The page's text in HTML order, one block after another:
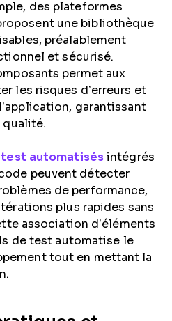
des plateformes
une bibliothèque
préalablement
et sécurisé.
permet aux
les risques d’erreurs et
garantissant
qualité.
automatisésintégrés
peuvent détecter
de performance,
plus rapides sans
association d’éléments
de test automatise le
tout en mettant la